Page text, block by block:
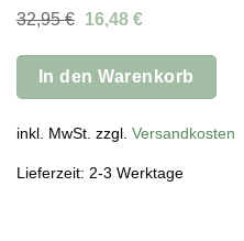
32,95€
Ursprünglicher
war:
32,95 €
16,48 €Aktueller
ist:
16,48 €.
In den Warenkorb
inkl. MwSt. zzgl. Versandkosten
Lieferzeit: 2-3 Werktage